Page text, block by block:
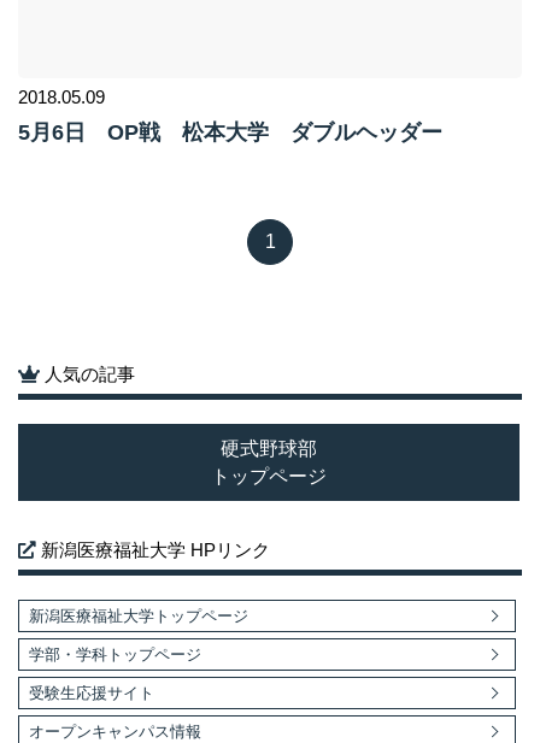
2018.05.09
5月6日 OP戦 松本大学 ダブルヘッダー
1
人気の記事
硬式野球部
トップページ
新潟医療福祉大学 HPリンク
新潟医療福祉大学トップページ
学部・学科トップページ
受験生応援サイト
オープンキャンパス情報